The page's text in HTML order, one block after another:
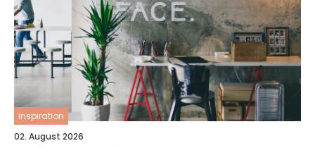
inspiration
02. August 2026